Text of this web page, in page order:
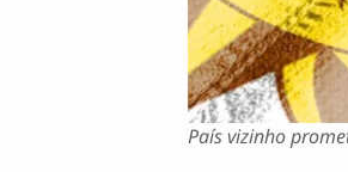
País vizinho